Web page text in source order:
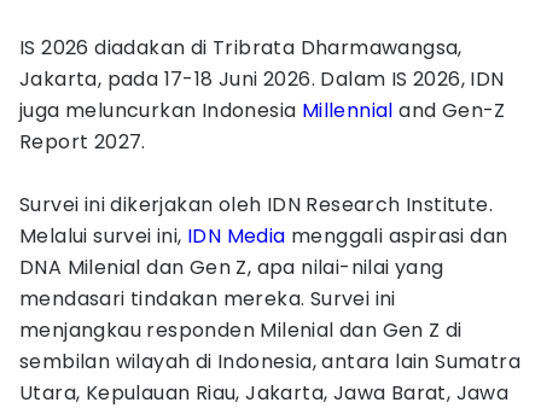
IS 2026 diadakan di Tribrata Dharmawangsa,
Jakarta, pada 17-18 Juni 2026. Dalam IS 2026, IDN
juga meluncurkan Indonesia Millennial and Gen-Z
Report 2027.
Survei ini dikerjakan oleh IDN Research Institute.
Melalui survei ini, IDN Media menggali aspirasi dan
DNA Milenial dan Gen Z, apa nilai-nilai yang
mendasari tindakan mereka. Survei ini
menjangkau responden Milenial dan Gen Z di
sembilan wilayah di Indonesia, antara lain Sumatra
Utara, Kepulauan Riau, Jakarta, Jawa Barat, Jawa